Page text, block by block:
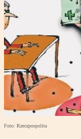
Foto: Rzeczpospolita